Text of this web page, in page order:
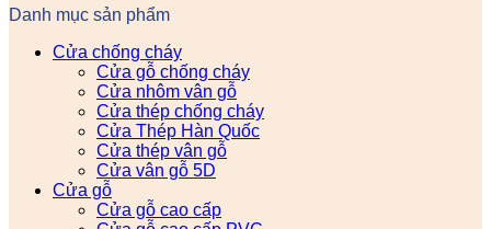
Danh mục sản phẩm
Cửa chống cháy
Cửa gỗ chống cháy
Cửa nhôm vân gỗ
Cửa thép chống cháy
Cửa Thép Hàn Quốc
Cửa thép vân gỗ
Cửa vân gỗ 5D
Cửa gỗ
Cửa gỗ cao cấp